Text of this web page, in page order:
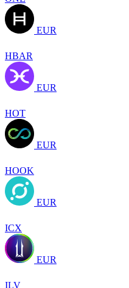
EUR
HBAR
EUR
HOT
EUR
HOOK
EUR
ICX
EUR
ILV